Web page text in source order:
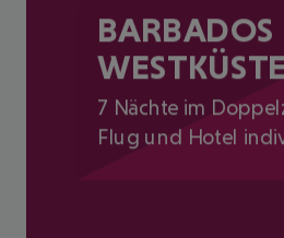
BARBADOS
WESTKÜSTE
7 Nächte im
Flug und Hotel